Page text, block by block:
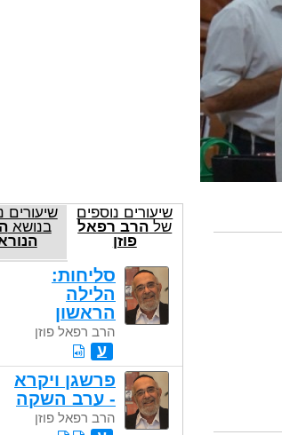
שיעורים נוספים
של הרב רפאל
פוזן
שיעורים
בנושא
סליחות:
הלילה
הראשון
הרב רפאל פוזן
ע
פרשגן ויקרא
- ערב השקה
הרב רפאל פוזן